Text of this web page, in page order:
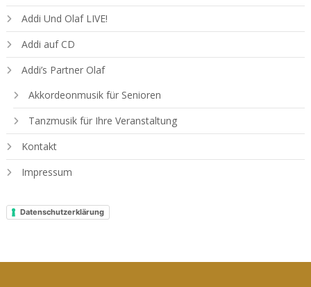
Addi Und Olaf LIVE!
Addi auf CD
Addi’s Partner Olaf
Akkordeonmusik für Senioren
Tanzmusik für Ihre Veranstaltung
Kontakt
Impressum
Datenschutzerklärung